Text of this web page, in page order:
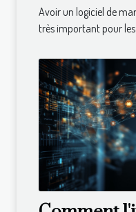
Avoir un logiciel de
très important pour les